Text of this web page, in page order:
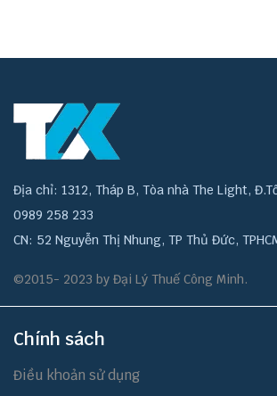
Địa chỉ: 1312, Tháp B, Tòa nhà The Light,
0989 258 233
CN: 52 Nguyễn Thị Nhung, TP Thủ Đức,
©2015- 2023 by Đại Lý Thuế Công Minh.
Chính sách
Điều khoản sử dụng